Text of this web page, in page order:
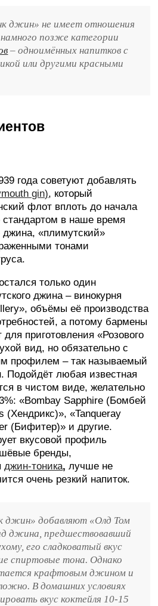
джин» не имеет отношения
позже категории
– одноимённых напитков с
или другими красными
года советуют добавлять
gin), который
флот вплоть до начала
стандартом в наше время
джина, «плимутский»
тонами
только один
джина – винокурня
объёмы её производства
а потому бармены
приготовления «Розового
вид, но обязательно с
профилем – так называемый
Подойдёт любая известная
в чистом виде, желательно
«Bombay Sapphire (Бомбей
(Хендрикс)», «Tanqueray
(Бифитер)» и другие.
вкусовой профиль
бренды,
джин-тоника,лучше не
очень резкий напиток.
джин» добавляют «Олд Том
джина, предшествовавший
его сладковатый вкус
спиртовые тона. Однако
крафтовым джином и
В домашних условиях
вкус коктейля 10-15